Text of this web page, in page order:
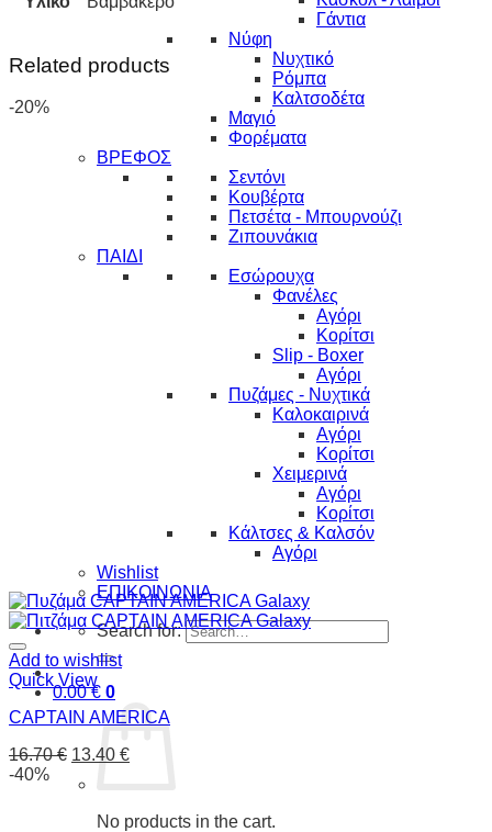
Γάντια
Νύφη
Νυχτικό
Ρόμπα
Καλτσοδέτα
Μαγιό
Φορέματα
ΒΡΕΦΟΣ
Σεντόνι
Κουβέρτα
Πετσέτα - Μπουρνούζι
Ζιπουνάκια
ΠΑΙΔΙ
Εσώρουχα
Φανέλες
Αγόρι
Κορίτσι
Slip - Boxer
Αγόρι
Πυζάμες - Νυχτικά
Καλοκαιρινά
Αγόρι
Κορίτσι
Χειμερινά
Αγόρι
Κορίτσι
Κάλτσες & Καλσόν
Αγόρι
Wishlist
ΕΠΙΚΟΙΝΩΝΙΑ
Search for:
0.00€ 0
No products in the cart.
Related products
-20%
Add to wishlist
Quick View
CAPTAIN AMERICA
16.70€ 13.40 €
-40%